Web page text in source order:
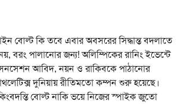
বোল্ট কি তবে এবার অবসরের সিদ্ধান্ত বদলাতে
বরং পালানোর জন্য! অলিম্পিকের রানিং ইভেন্টে
আবিদ, নয়ন ও রাকিবকে পাঠানোর
দুনিয়ায় রীতিমতো কম্পন শুরু হয়েছে।
বোল্ট নাকি ভয়ে নিজের স্পাইক জুতো